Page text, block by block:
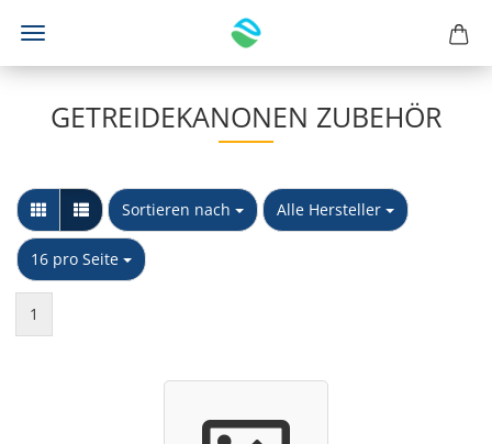
GETREIDEKANONEN ZUBEHÖR
Sortieren nach
Sortieren nach Alle Hersteller
pro Seite
16 pro Seite
pro Seite
1